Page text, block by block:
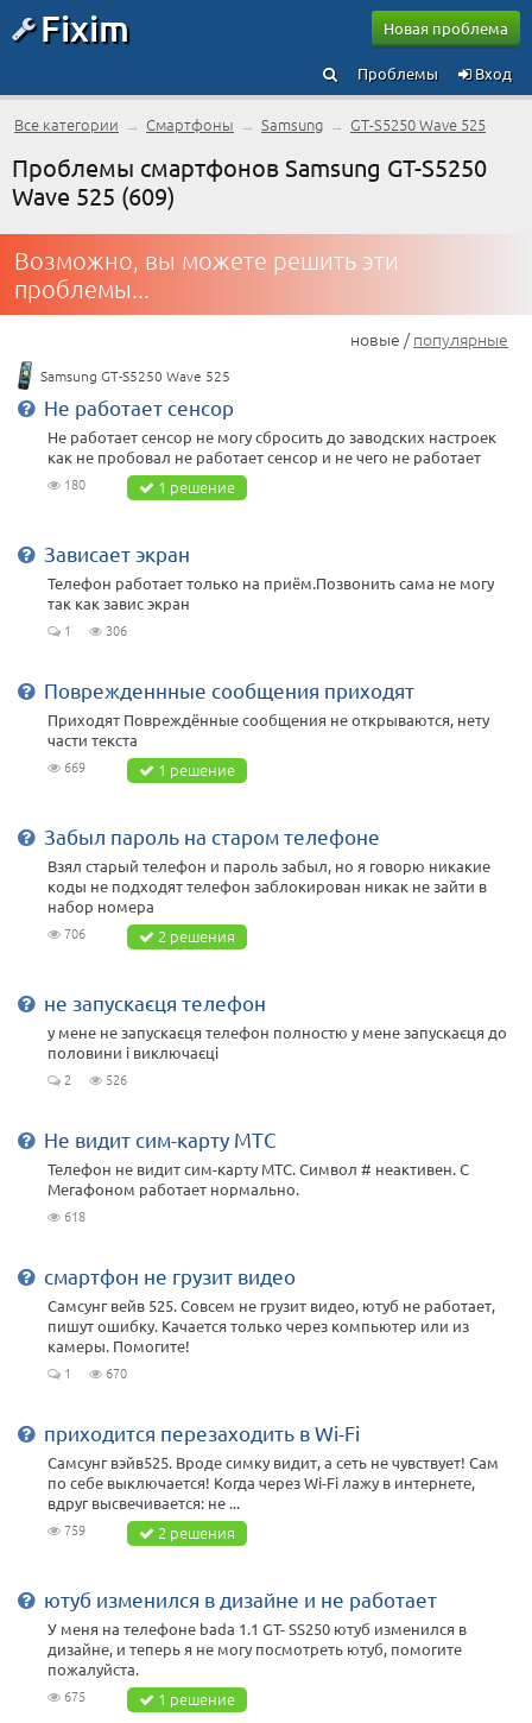
Fixim Новая проблема
Вход
Проблемы
Все категории → Смартфоны → Samsung → GT-S5250 Wave 525
Проблемы смартфонов Samsung GT-S5250
Wave 525 (609)
Возможно, вы можете решить эти
проблемы...
новые /популярные
Samsung GT-S5250 Wave 525
Не работает сенсор
Не работает сенсор не могу сбросить до заводских настроек
как не пробовал не работает сенсор и не чего не работает
180 1 решение
Зависает экран
Телефон работает только на приём.Позвонить сама не могу
так как завис экран
1 306
Поврежденнные сообщения приходят
Приходят Повреждённые сообщения не открываются, нету
части текста
669 1 решение
Забыл пароль на старом телефоне
Взял старый телефон и пароль забыл, но я говорю никакие
коды не подходят телефон заблокирован никак не зайти в
набор номера
706 2 решения
не запускаєця телефон
у мене не запускаєця телефон полностю у мене запускаєця до
половини і виключаєці
2 526
Не видит сим-карту МТС
Телефон не видит сим-карту МТС. Символ # неактивен. С
Мегафоном работает нормально.
618
смартфон не грузит видео
Самсунг вейв 525. Совсем не грузит видео, ютуб не работает,
пишут ошибку. Качается только через компьютер или из
камеры. Помогите!
1 670
приходится перезаходить в Wi-Fi
Самсунг вэйв525. Вроде симку видит, а сеть не чувствует! Сам
по себе выключается! Когда через Wi-Fi лажу в интернете,
вдруг высвечивается: не ...
759 2 решения
ютуб изменился в дизайне и не работает
У меня на телефоне bada 1.1 GT- SS250 ютуб изменился в
дизайне, и теперь я не могу посмотреть ютуб, помогите
пожалуйста.
675 1 решение